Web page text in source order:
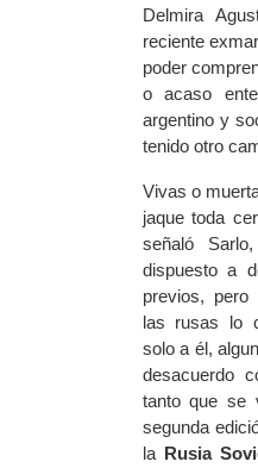
Delmira
reciente
poder
o acaso
argentino y
tenido otro
Vivas o
jaque toda
señaló
dispuesto a
previos,
las rusas lo
solo a él,
desacuerdo
tanto que se
segunda
la Rusia